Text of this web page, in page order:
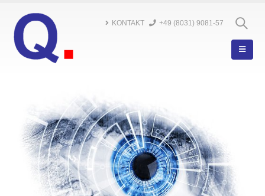
KONTAKT +49 (8031) 9081-57